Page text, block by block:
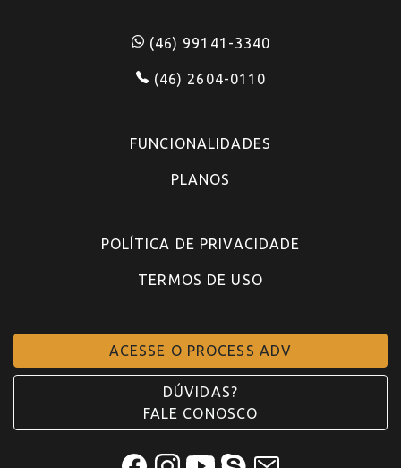
(46) 99141-3340
(46) 2604-0110
FUNCIONALIDADES
PLANOS
POLÍTICA DE PRIVACIDADE
TERMOS DE USO
ACESSE O PROCESS ADV
DÚVIDAS?
FALE CONOSCO